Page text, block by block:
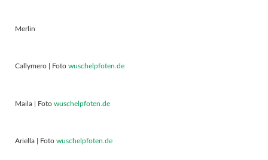
Merlin
Callymero | Foto wuschelpfoten.de
Maila | Foto wuschelpfoten.de
Ariella | Foto wuschelpfoten.de